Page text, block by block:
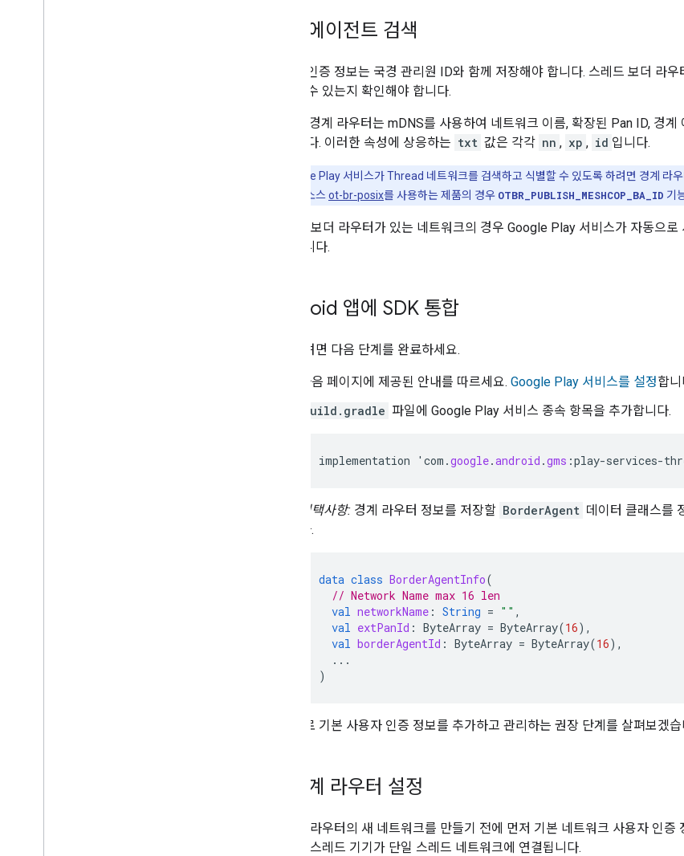
보더 에이전트 검색
사용자 인증 정보는 국경 관리원 ID와 함께 저장해야 합니다. 스레드 보더 라
확인할 수 있는지 확인해야 합니다.
Thread 경계 라우터는 mDNS를 사용하여 네트워크 이름, 확장된 Pan ID, 경
야 합니다. 이러한 속성에 상응하는 txt 값은 각각 nn , xp , id 입니다.
Google Play 서비스가 Thread 네트워크를 검색하고 식별할 수 있도록 하려면 경계 라
야 합니다. 오픈소스ot-br-posix를 사용하는 제품의 경우 OTBR_PUBLISH_MESHCOP_BA_ID 기
Google 보더 라우터가 있는 네트워크의 경우 Google Play 서비스가 자동으
가져옵니다.
Android 앱에 SDK 통합
시작하려면 다음 단계를 완료하세요.
다음 페이지에 제공된 안내를 따르세요. Google Play 서비스를 설정합니
build.gradle 파일에 Google Play 서비스 종속 항목을 추가합니다.
implementation ' com .google.android .gms :play-services-
선택사항: 경계 라우터 정보를 저장할 BorderAgent 데이터 클래스를
다.
data class BorderAgentInfo(
// Network Name max 16 len
val networkName : String = "" ,
val extPanId : ByteArray = ByteArray(16),
val borderAgentId : ByteArray = ByteArray(16),
...
)
다음으로 기본 사용자 인증 정보를 추가하고 관리하는 권장 단계를 살펴보겠습
새 경계 라우터 설정
새 경계 라우터의 새 네트워크를 만들기 전에 먼저 기본 네트워크 사용자 인
한 경우 스레드 기기가 단일 스레드 네트워크에 연결됩니다.